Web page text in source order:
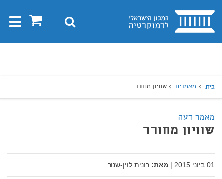
בית 0 חיפוש
בית מאמרים שוויון מחורר
מאמר דעה
שוויון מחורר
01 ביוני 2015 | מאת: רונית לוין-שנור